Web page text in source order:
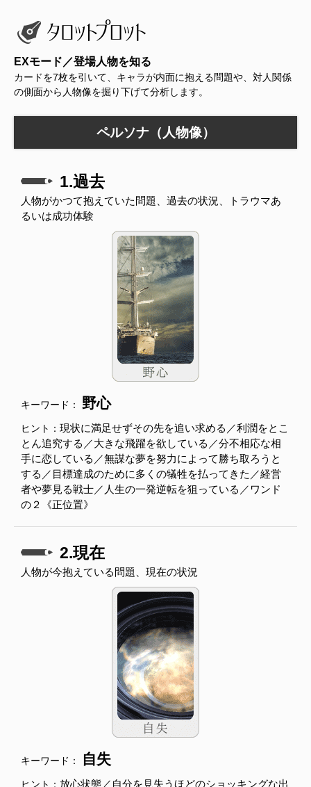
EXモード／登場人物を知る
カードを7枚を引いて、キャラが内面に抱える問題や、対人関係
の側面から人物像を掘り下げて分析します。
ペルソナ（人物像）
1.過去
人物がかつて抱えていた問題、過去の状況、トラウマあ
るいは成功体験
キーワード： 野心
ヒント： 現状に満足せずその先を追い求める／利潤をとこ
とん追究する／大きな飛躍を欲している／分不相応な相
手に恋している／無謀な夢を努力によって勝ち取ろうと
する／目標達成のために多くの犠牲を払ってきた／経営
者や夢見る戦士／人生の一発逆転を狙っている／ワンド
の２《正位置》
2.現在
人物が今抱えている問題、現在の状況
キーワード： 自失
ヒント： 放心状態／自分を見失うほどのショッキングな出